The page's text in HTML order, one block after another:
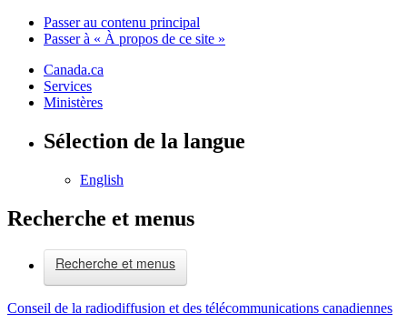
Passer au contenu principal
Passer à « À propos de ce site »
Canada.ca
Services
Ministères
Sélection de la langue
English
Recherche et menus
Recherche et menus
Conseil de la radiodiffusion et des télécommunications canadiennes